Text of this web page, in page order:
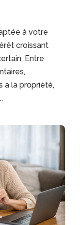
à votre
croissant
Entre
à la propriété,